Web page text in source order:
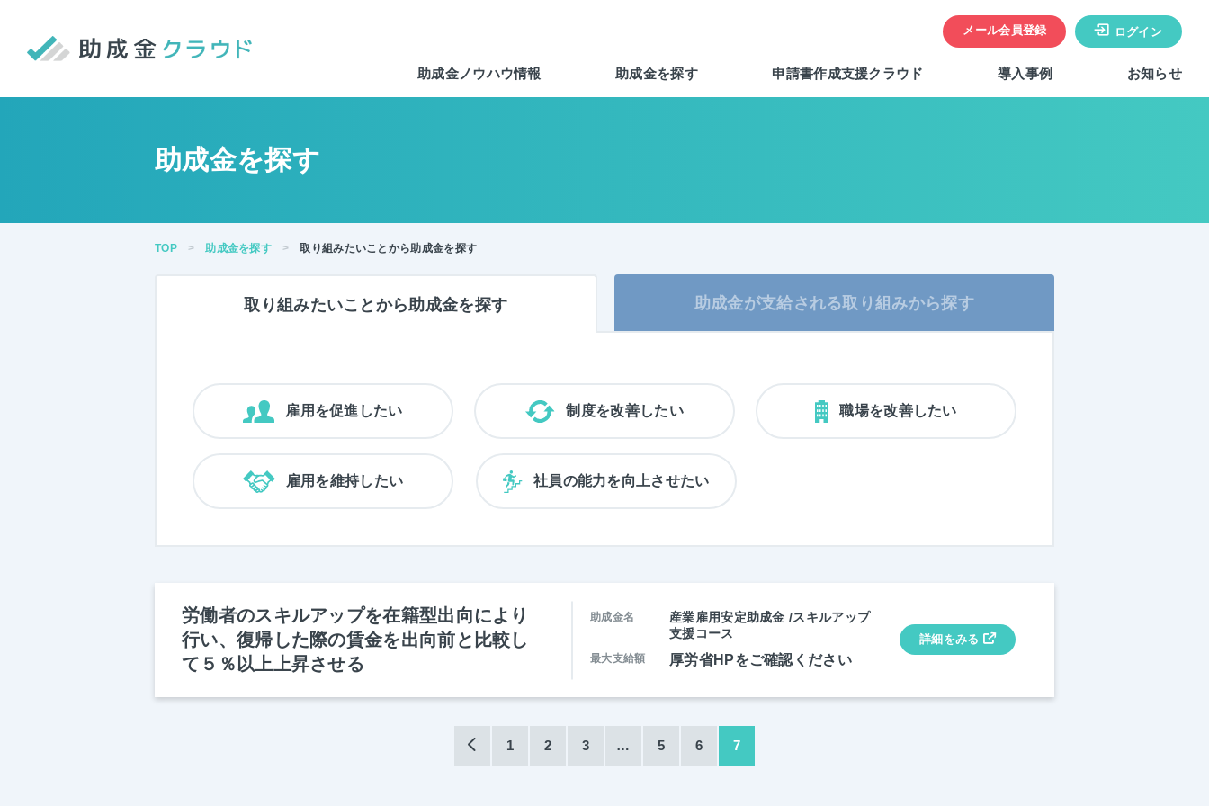
メール会員登録 ログイン
助成金ノウハウ情報 助成金を探す 申請書作成支援クラウド 導入事例 お知らせ
助成金を探す
TOP 助成金を探す 取り組みたいことから助成金を探す
取り組みたいことから助成金を探す 助成金が支給される取り組みから探す
雇用を促進したい 制度を改善したい 職場を改善したい
雇用を維持したい 社員の能力を向上させたい
労働者のスキルアップを在籍型出向により
行い、復帰した際の賃金を出向前と比較し
て５％以上上昇させる
助成金名
産業雇用安定助成金 /スキルアップ
支援コース
最大支給額 厚労省HPをご確認ください
詳細をみる
1 2 3 … 5 6 7